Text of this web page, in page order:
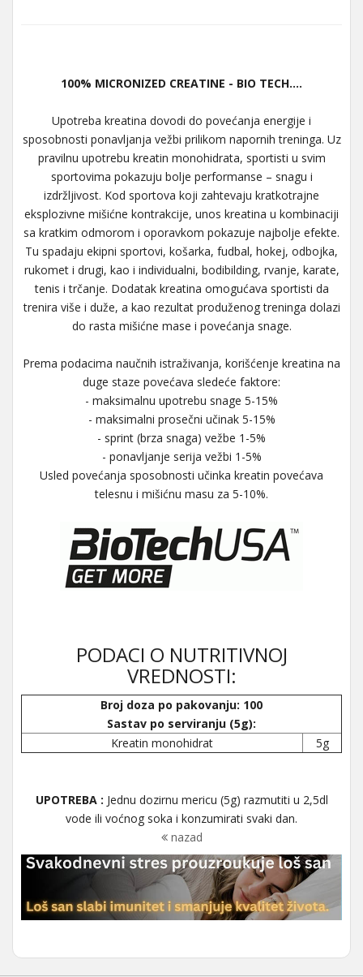
100% MICRONIZED CREATINE - BIO TECH....
Upotreba kreatina dovodi do povećanja energije i
sposobnosti ponavljanja vežbi prilikom napornih treninga. Uz
pravilnu upotrebu kreatin monohidrata, sportisti u svim
sportovima pokazuju bolje performanse – snagu i
izdržljivost. Kod sportova koji zahtevaju kratkotrajne
eksplozivne mišićne kontrakcije, unos kreatina u kombinaciji
sa kratkim odmorom i oporavkom pokazuje najbolje efekte.
Tu spadaju ekipni sportovi, košarka, fudbal, hokej, odbojka,
rukomet i drugi, kao i individualni, bodibilding, rvanje, karate,
tenis i trčanje. Dodatak kreatina omogućava sportisti da
trenira više i duže, a kao rezultat produženog treninga dolazi
do rasta mišićne mase i povećanja snage.
Prema podacima naučnih istraživanja, korišćenje kreatina na
duge staze povećava sledeće faktore:
- maksimalnu upotrebu snage 5-15%
- maksimalni prosečni učinak 5-15%
- sprint (brza snaga) vežbe 1-5%
- ponavljanje serija vežbi 1-5%
Usled povećanja sposobnosti učinka kreatin povećava
telesnu i mišićnu masu za 5-10%.
PODACI O NUTRITIVNOJ
VREDNOSTI:
Broj doza po pakovanju: 100
Sastav po serviranju (5g):
Kreatin monohidrat
5g
UPOTREBA : Jednu dozirnu mericu (5g) razmutiti u 2,5dl
vode ili voćnog soka i konzumirati svaki dan.
nazad